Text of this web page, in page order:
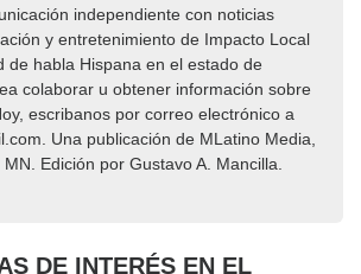
independiente con noticias
y entretenimiento de Impacto Local​​
de habla Hispana en el estado de
colaborar u obtener información sobre
escribanos por correo electrónico a
Una publicación de MLatino Media,
Edición por Gustavo A. Mancilla.
DE INTERÉS EN EL